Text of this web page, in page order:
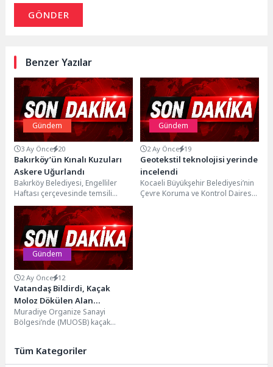
GÖNDER
Benzer Yazılar
Gündem
3 Ay Önce 20
Bakırköy’ün Kınalı Kuzuları
Askere Uğurlandı
Bakırköy Belediyesi, Engelliler
Haftası çerçevesinde temsili
askerlik görevini yerine getirecek
özel bireyler için asker eğlencesi...
Gündem
2 Ay Önce 19
Geotekstil teknolojisi yerinde
incelendi
Kocaeli Büyükşehir Belediyesi’nin
Çevre Koruma ve Kontrol Dairesi
Gündem
2 Ay Önce 12
Vatandaş Bildirdi, Kaçak
Moloz Dökülen Alan
Temizlendi
Muradiye Organize Sanayi
Bölgesi’nde (MUOSB) kaçak
tamamen temizlendi....
Tüm Kategoriler